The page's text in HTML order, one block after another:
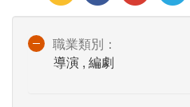
職業類別：
導演 , 編劇